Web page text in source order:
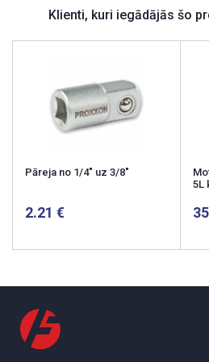
Klienti, kuri iegādājās šo
Pāreja no 1/4" uz 3/8"
2.21
5L